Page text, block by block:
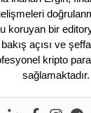
koruyan bir
açısı ve
kripto
sağlamaktadır.